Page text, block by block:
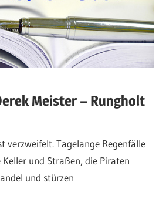
Meister – Rungholt
verzweifelt. Tagelange Regenfälle
und Straßen, die Piraten
und stürzen